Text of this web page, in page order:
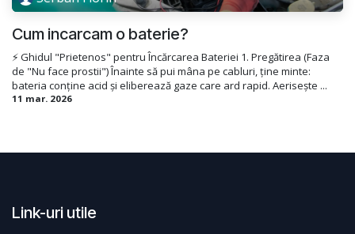
Cum incarcam o baterie?
⚡ Ghidul "Prietenos" pentru Încărcarea Bateriei 1. Pregătirea (Faza
de "Nu face prostii") Înainte să pui mâna pe cabluri, ține minte:
bateria conține acid și eliberează gaze care ard rapid. Aerisește ...
11 mar. 2026
Link-uri utile